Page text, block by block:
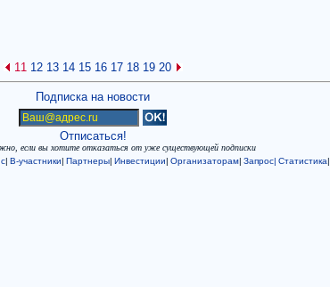
11 12 13 14 15 16 17 18 19 20
Подписка на новости
Отписаться!
если вы хотите отказаться от уже существующей подписки
| В-участники| Партнеры| Инвестиции| Организаторам| Запрос| Статистика|